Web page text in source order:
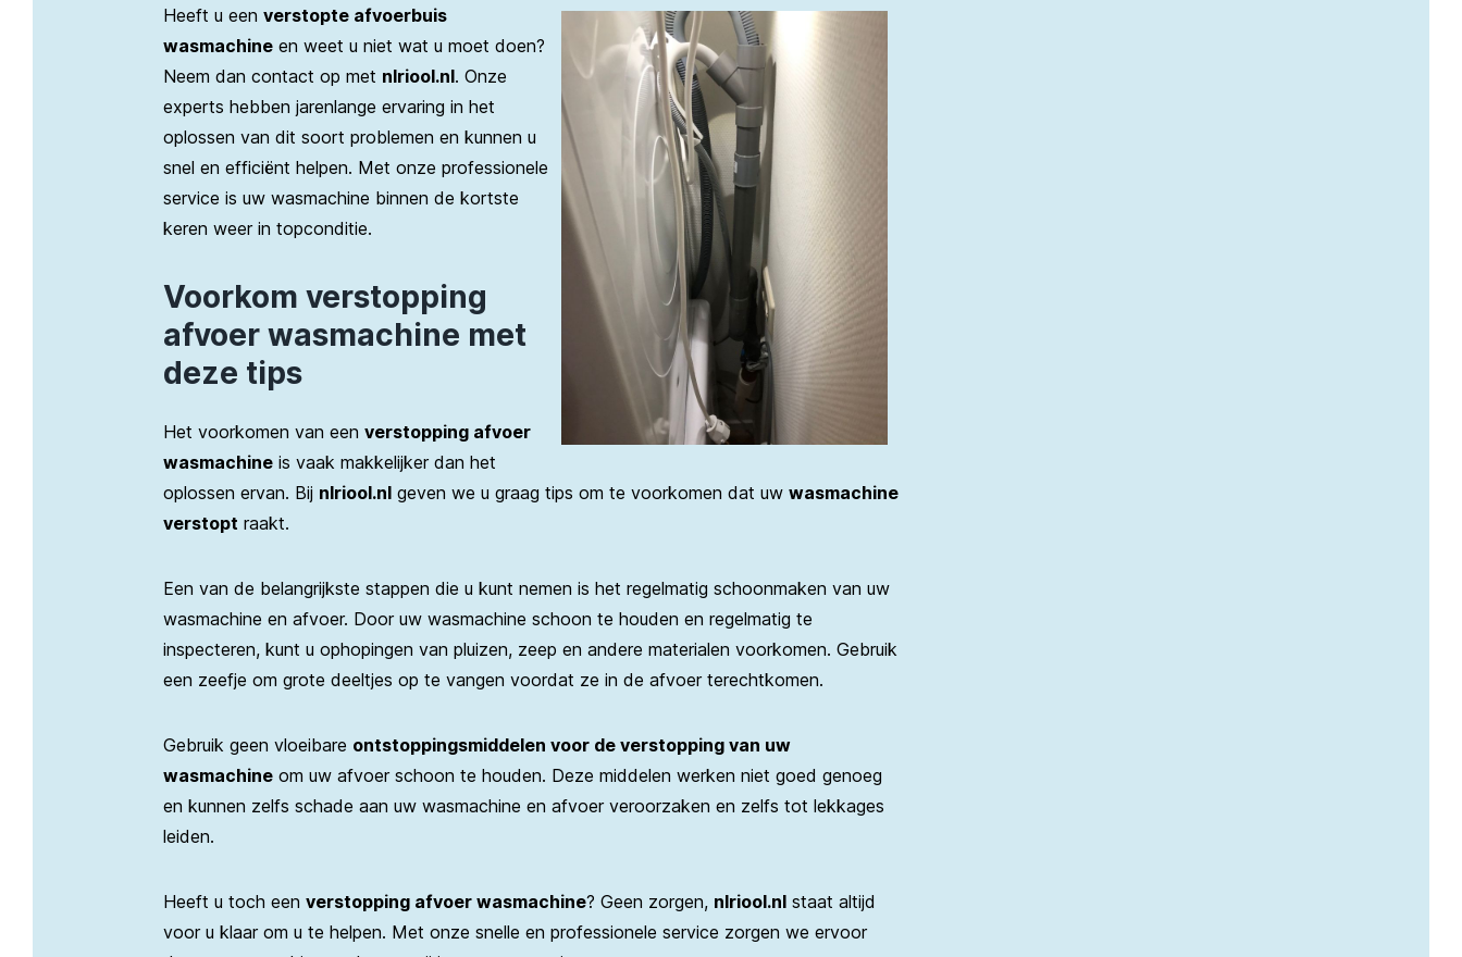
Heeft u een verstopte afvoerbuis
wasmachine en weet u niet wat u moet doen?
Neem dan contact op met nlriool.nl. Onze
experts hebben jarenlange ervaring in het
oplossen van dit soort problemen en kunnen u
snel en efficiënt helpen. Met onze professionele
service is uw wasmachine binnen de kortste
keren weer in topconditie.
Voorkom verstopping
afvoer wasmachine met
deze tips
Het voorkomen van een verstopping afvoer
wasmachine is vaak makkelijker dan het
oplossen ervan. Bij nlriool.nl geven we u graag tips om te voorkomen dat uw wasmachine
verstopt raakt.
Een van de belangrijkste stappen die u kunt nemen is het regelmatig schoonmaken van uw
wasmachine en afvoer. Door uw wasmachine schoon te houden en regelmatig te
inspecteren, kunt u ophopingen van pluizen, zeep en andere materialen voorkomen. Gebruik
een zeefje om grote deeltjes op te vangen voordat ze in de afvoer terechtkomen.
Gebruik geen vloeibare ontstoppingsmiddelen voor de verstopping van uw
wasmachine om uw afvoer schoon te houden. Deze middelen werken niet goed genoeg
en kunnen zelfs schade aan uw wasmachine en afvoer veroorzaken en zelfs tot lekkages
leiden.
Heeft u toch een verstopping afvoer wasmachine? Geen zorgen, nlriool.nl staat altijd
voor u klaar om u te helpen. Met onze snelle en professionele service zorgen we ervoor